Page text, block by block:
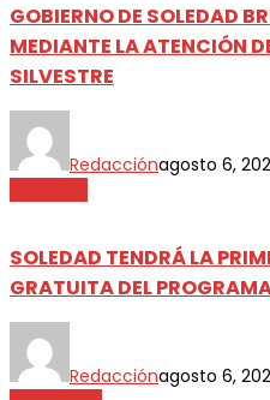
GOBIERNO DE SOLEDAD
MEDIANTE LA ATENCIÓN
SILVESTRE
Redacciónagosto 6,
SOLEDAD TENDRÁ LA
GRATUITA DEL
Redacciónagosto 6,